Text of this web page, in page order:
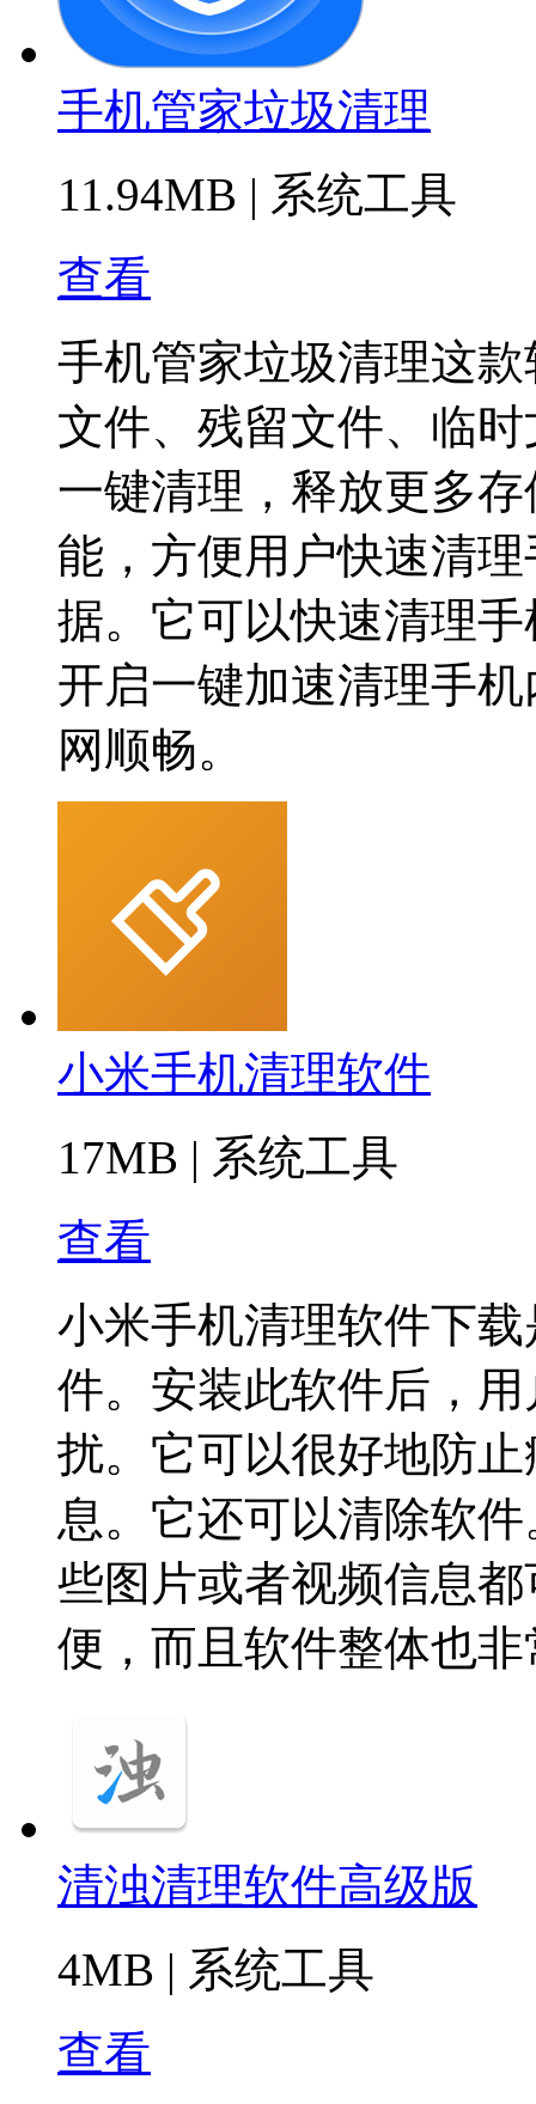
手机管家垃圾清理
11.94MB | 系统工具
查看
手机管家垃圾清理这
文件、残留文件、临
一键清理，释放更多
能，方便用户快速清
据。它可以快速清理
开启一键加速清理手
网顺畅。
小米手机清理软件
17MB | 系统工具
查看
小米手机清理软件下
件。安装此软件后，
扰。它可以很好地防
息。它还可以清除软
些图片或者视频信息
便，而且软件整体也
清浊清理软件高级版
4MB | 系统工具
查看